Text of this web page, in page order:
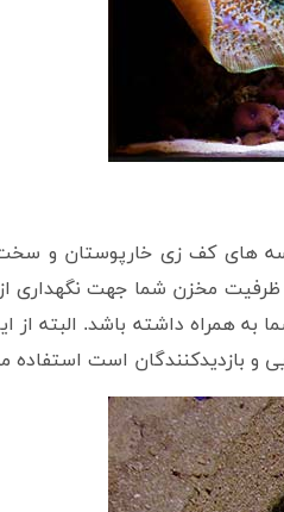
های کف زی خارپوستان و
مخزن شما جهت نگهداری از
همراه داشته باشد. البته از
و بازديدکنندگان است استفاده